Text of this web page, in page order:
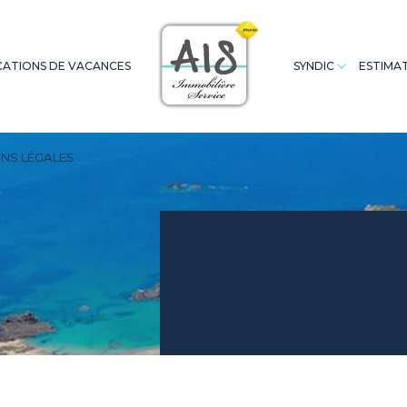
Appartements
DE VACANCES SYNDIC
LÉGALES